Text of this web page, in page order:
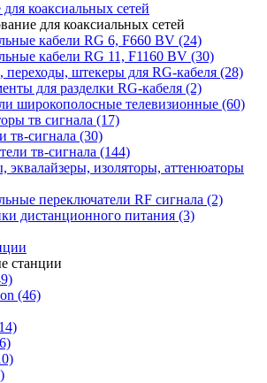
коаксиальных сетей
для коаксиальных сетей
кабели RG 6, F660 BV (24)
кабели RG 11, F1160 BV (30)
переходы, штекеры для RG-кабеля (28)
для разделки RG-кабеля (2)
широкополосные телевизионные (60)
тв сигнала (17)
тв-сигнала (30)
тв-сигнала (144)
эквалайзеры, изоляторы, аттенюаторы
переключатели RF сигнала (2)
дистанционного питания (3)
станции
(46)